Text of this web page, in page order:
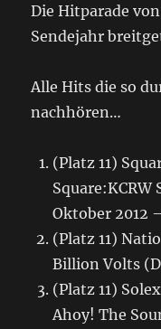
Die Hitparade
Sendejahr
Alle Hits die so
nachhören…
(Platz 11)
Square:KCRW
Oktober 2012
(Platz 11)
Billion Volts
(Platz 11)
Ahoy! The